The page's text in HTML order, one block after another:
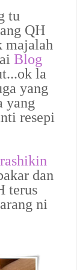
tu
QH
majalah
Blog
la
yang
yang
resepi
dan
terus
ni